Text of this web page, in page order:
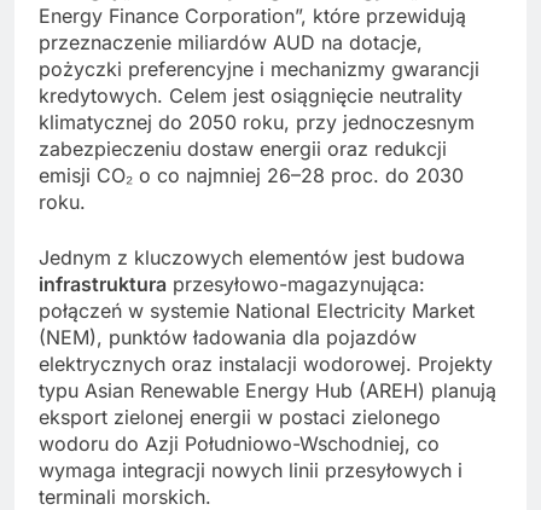
Energy Finance Corporation”, które przewidują
przeznaczenie miliardów AUD na dotacje,
pożyczki preferencyjne i mechanizmy gwarancji
kredytowych. Celem jest osiągnięcie neutrality
klimatycznej do 2050 roku, przy jednoczesnym
zabezpieczeniu dostaw energii oraz redukcji
emisji CO₂ o co najmniej 26–28 proc. do 2030
roku.
Jednym z kluczowych elementów jest budowa
infrastruktura przesyłowo-magazynująca:
połączeń w systemie National Electricity Market
(NEM), punktów ładowania dla pojazdów
elektrycznych oraz instalacji wodorowej. Projekty
typu Asian Renewable Energy Hub (AREH) planują
eksport zielonej energii w postaci zielonego
wodoru do Azji Południowo-Wschodniej, co
wymaga integracji nowych linii przesyłowych i
terminali morskich.